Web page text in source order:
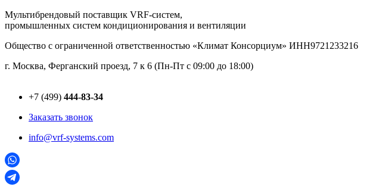
Перейти
к
Мультибрендовый поставщик VRF-cистем,
промышленных систем кондиционирования и вентиляции
Общество с ограниченной ответственностью «Климат Консорциум» ИНН9721233216
г. Москва, Ферганский проезд, 7 к 6 (Пн-Пт с 09:00 до 18:00)
+7 (499) 444-83-34
Заказать звонок
info@vrf-systems.com